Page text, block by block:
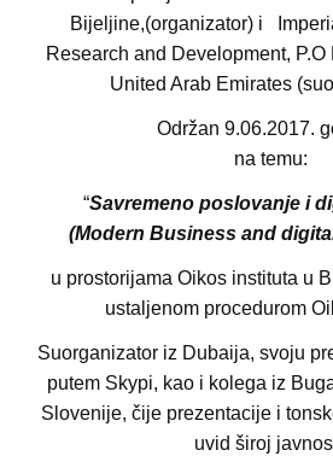
Bijeljine,(organizator) i
Research and Development,
United Arab Emirates
Održan 9.06.2017.
na temu:
“Savremeno poslovanje i
(Modern Business and
u prostorijama Oikos instituta u
ustaljenom procedurom
Suorganizator iz Dubaija, svoju
putem Skypi, kao i kolega iz
Slovenije, čije prezentacije i
uvid široj